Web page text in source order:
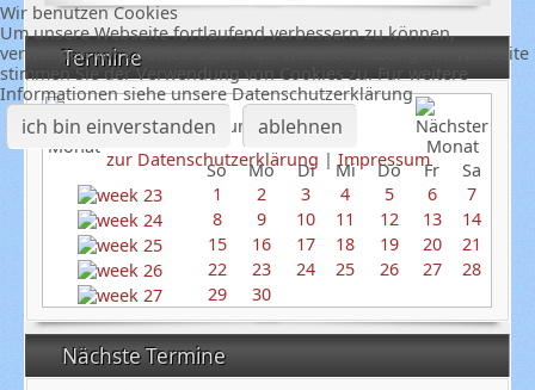
Termine
Juni 2025
So
Mo Di Mi Do Fr
Sa
1
2 3 4 5 6
7
8
9 10 11 12 13
14
15
16 17 18 19 20
21
22
23 24 25 26 27
28
29
30
Nächste Termine
Wir benutzen Cookies
Um unsere Webseite fortlaufend verbessern zu können,
verwenden wir Cookies. Durch die weitere Nutzung der Webseite
stimmen Sie der Verwendung von Cookies zu. Für weitere
Informationen siehe unsere Datenschutzerklärung
ich bin einverstanden ablehnen
zur Datenschutzerklärung |Impressum